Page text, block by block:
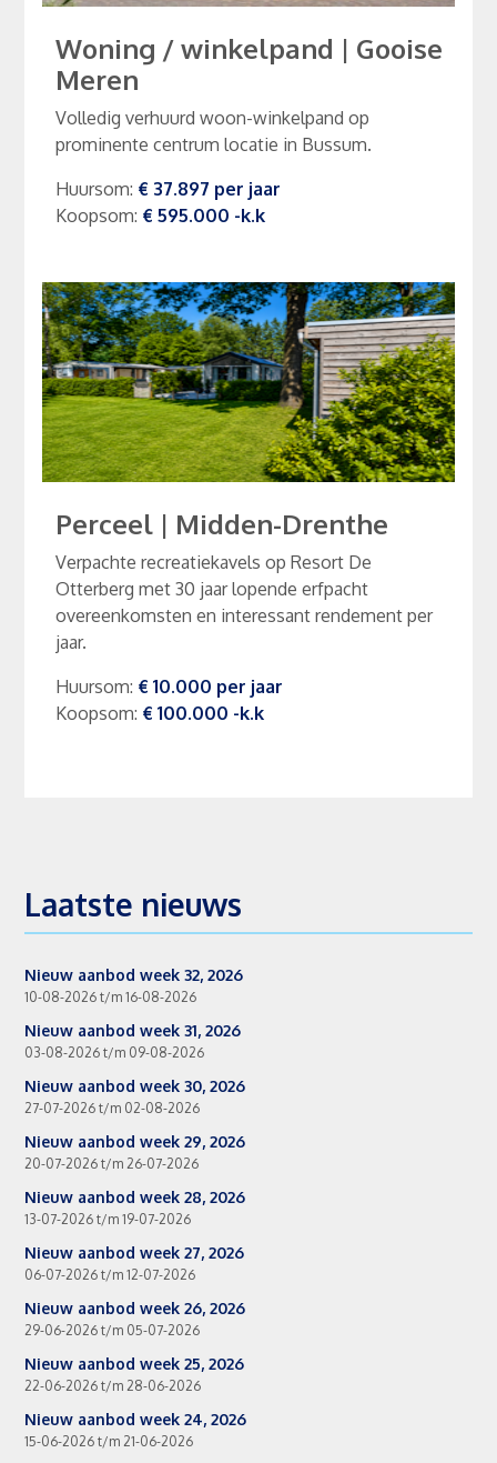
Woning / winkelpand | Gooise
Meren
Volledig verhuurd woon-winkelpand op
prominente centrum locatie in Bussum.
Huursom: € 37.897 per jaar
Koopsom: € 595.000 -k.k
Perceel | Midden-Drenthe
Verpachte recreatiekavels op Resort De
Otterberg met 30 jaar lopende erfpacht
overeenkomsten en interessant rendement per
jaar.
Huursom: € 10.000 per jaar
Koopsom: € 100.000 -k.k
Laatste nieuws
Nieuw aanbod week 32, 2026
10-08-2026 t/m 16-08-2026
Nieuw aanbod week 31, 2026
03-08-2026 t/m 09-08-2026
Nieuw aanbod week 30, 2026
27-07-2026 t/m 02-08-2026
Nieuw aanbod week 29, 2026
20-07-2026 t/m 26-07-2026
Nieuw aanbod week 28, 2026
13-07-2026 t/m 19-07-2026
Nieuw aanbod week 27, 2026
06-07-2026 t/m 12-07-2026
Nieuw aanbod week 26, 2026
29-06-2026 t/m 05-07-2026
Nieuw aanbod week 25, 2026
22-06-2026 t/m 28-06-2026
Nieuw aanbod week 24, 2026
15-06-2026 t/m 21-06-2026